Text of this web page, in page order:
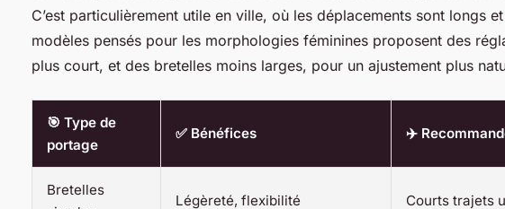
C’est particulièrement utile en ville, où les déplacements sont longs
modèles pensés pour les morphologies féminines proposent des
plus court, et des bretelles moins larges, pour un ajustement plus
🎯 Type de
portage
✅ Bénéfices ✈️
Bretelles
Légèreté, flexibilité Courts trajets